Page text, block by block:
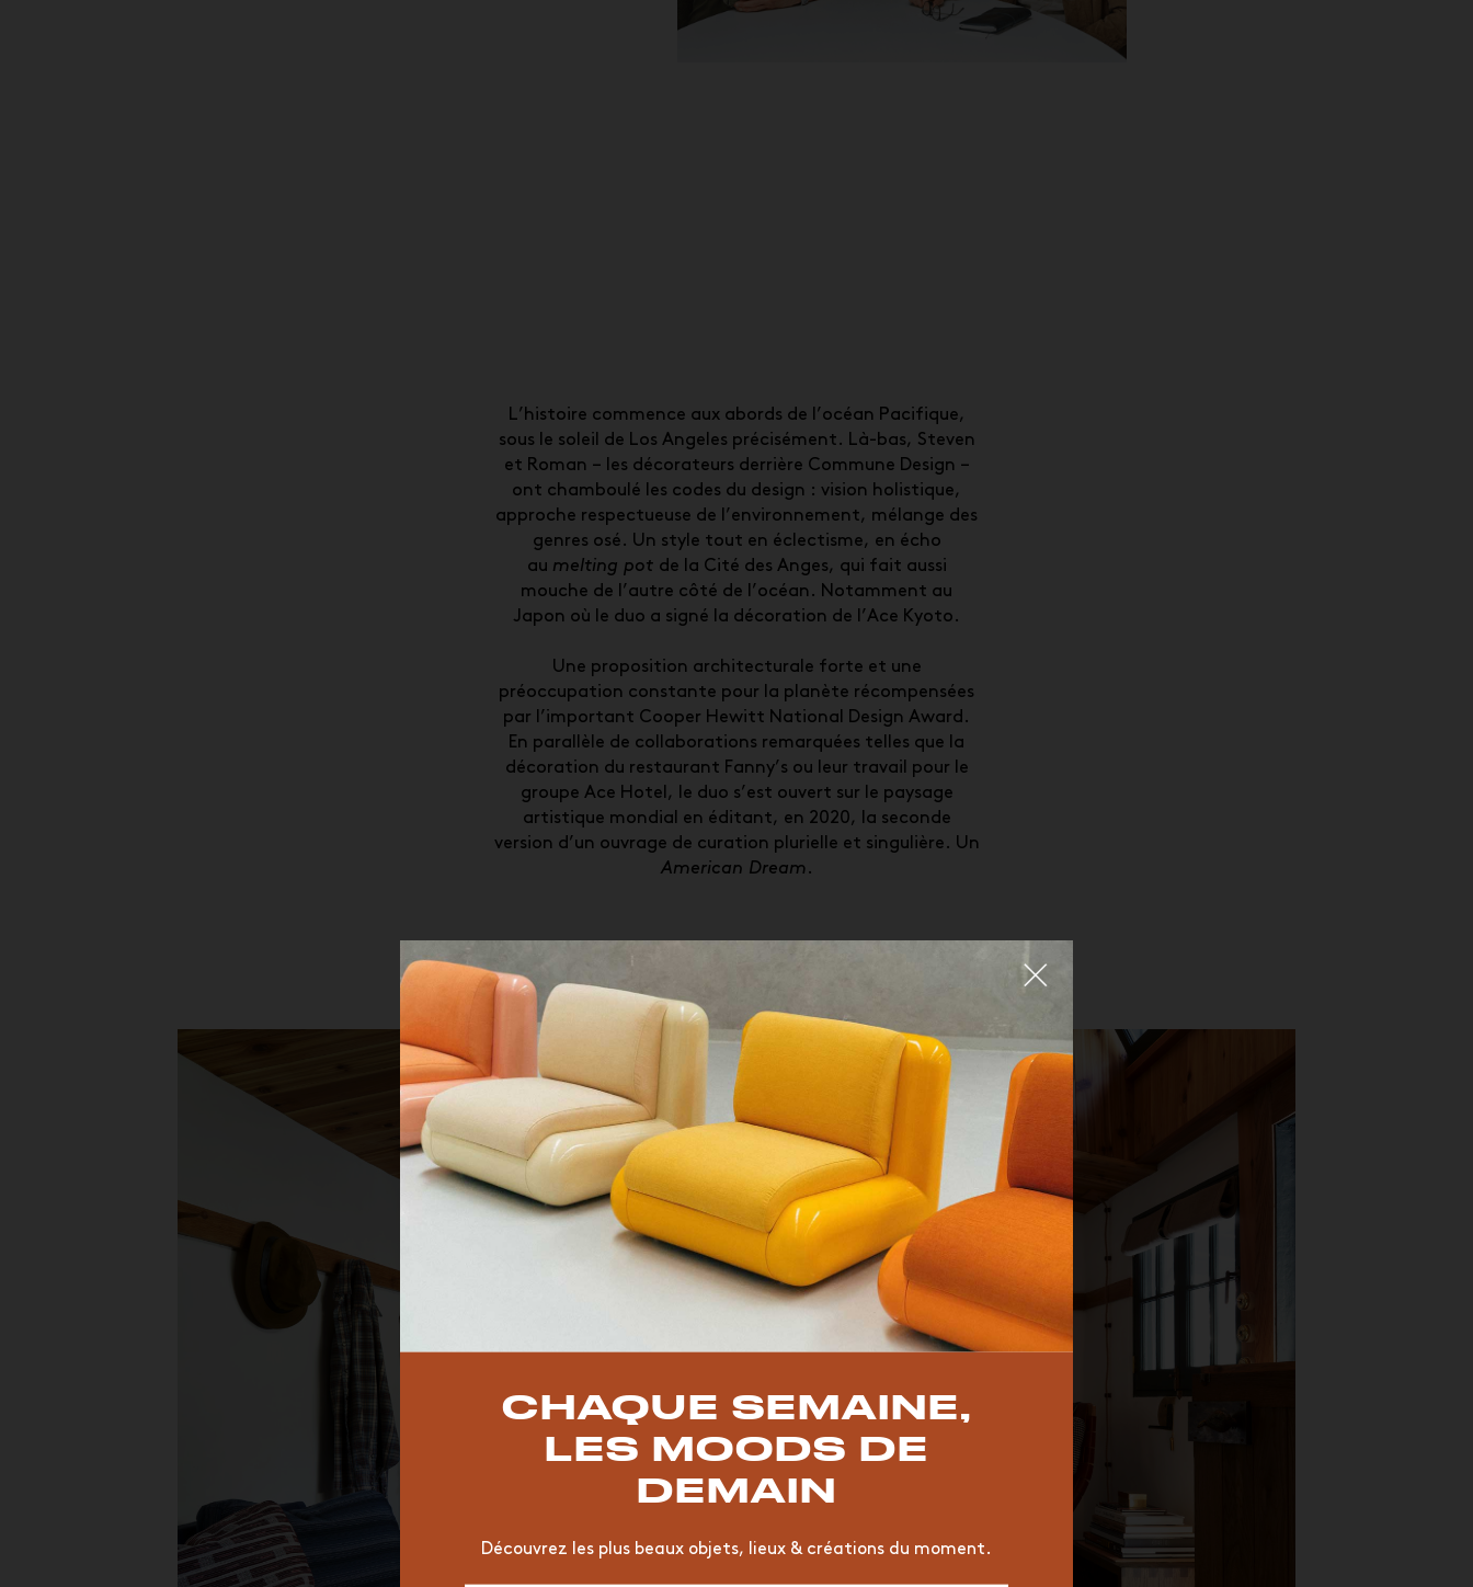
L’histoire commence aux abords de l’océan Pacifique,
sous le soleil de Los Angeles précisément. Là-bas, Steven
et Roman – les décorateurs derrière Commune Design –
ont chamboulé les codes du design : vision holistique,
approche respectueuse de l’environnement, mélange des
genres osé. Un style tout en éclectisme, en écho
au melting pot de la Cité des Anges, qui fait aussi
mouche de l’autre côté de l’océan. Notamment au
Japon où le duo a signé la décoration de l’Ace Kyoto.
Une proposition architecturale forte et une
préoccupation constante pour la planète récompensées
par l’important Cooper Hewitt National Design Award.
En parallèle de collaborations remarquées telles que la
décoration du restaurant Fanny’s ou leur travail pour le
groupe Ace Hotel, le duo s’est ouvert sur le paysage
artistique mondial en éditant, en 2020, la seconde
version d’un ouvrage de curation plurielle et singulière. Un
American Dream .
CHAQUE SEMAINE,
LES MOODS DE
DEMAIN
Découvrez les plus beaux objets, lieux & créations du moment.
QUE CHERCHEZ-VOUS ?
HÔTEL ORGANIQUE MEMPHIS ÉDITIONS VASE